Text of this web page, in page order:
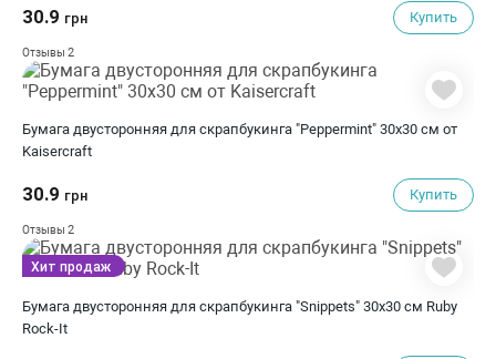
30.9 грн Купить
Отзывы 2
Бумага двусторонняя для скрапбукинга "Peppermint" 30х30 см от
Kaisercraft
30.9 грн Купить
Отзывы 2
Бумага двусторонняя для скрапбукинга "Snippets" 30х30 см Ruby
Rock-It
Хит продаж